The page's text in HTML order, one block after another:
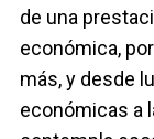
de una
económica,
más, y desde
económicas a